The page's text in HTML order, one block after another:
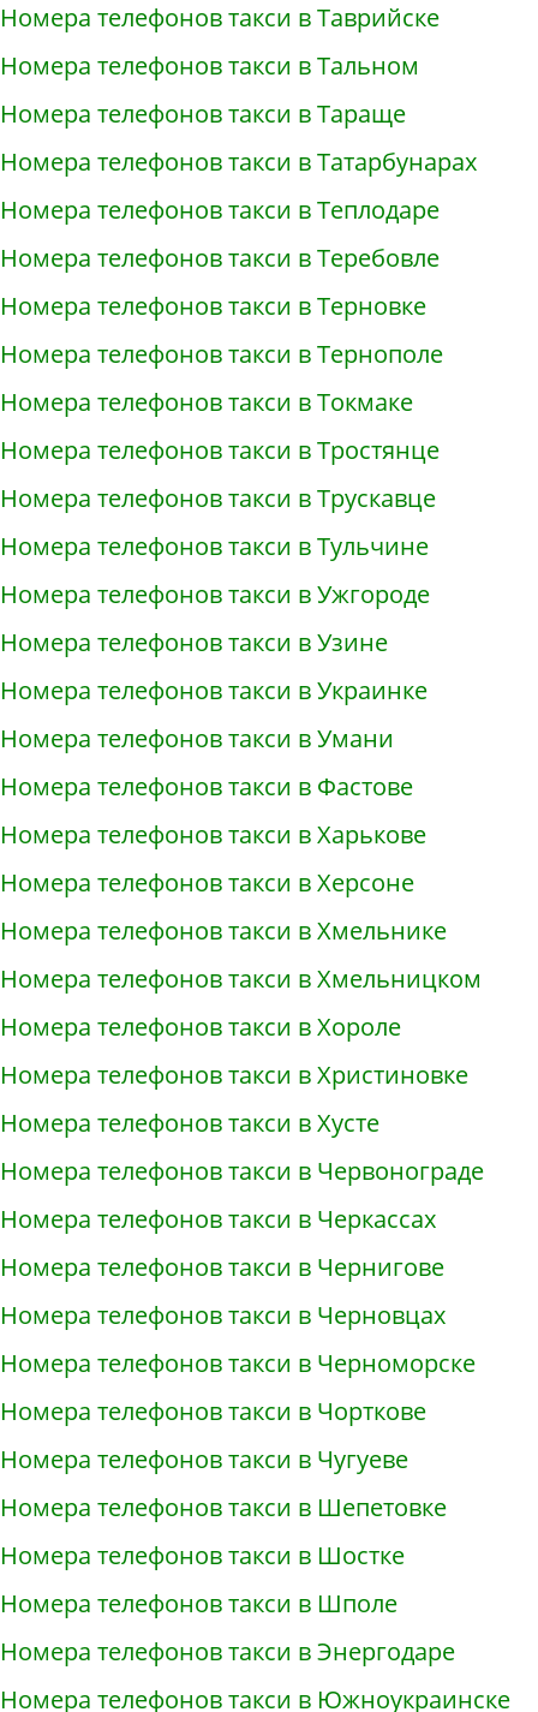
Номера телефонов такси в Таврийске
Номера телефонов такси в Тальном
Номера телефонов такси в Тараще
Номера телефонов такси в Татарбунарах
Номера телефонов такси в Теплодаре
Номера телефонов такси в Теребовле
Номера телефонов такси в Терновке
Номера телефонов такси в Тернополе
Номера телефонов такси в Токмаке
Номера телефонов такси в Тростянце
Номера телефонов такси в Трускавце
Номера телефонов такси в Тульчине
Номера телефонов такси в Ужгороде
Номера телефонов такси в Узине
Номера телефонов такси в Украинке
Номера телефонов такси в Умани
Номера телефонов такси в Фастове
Номера телефонов такси в Харькове
Номера телефонов такси в Херсоне
Номера телефонов такси в Хмельнике
Номера телефонов такси в Хмельницком
Номера телефонов такси в Хороле
Номера телефонов такси в Христиновке
Номера телефонов такси в Хусте
Номера телефонов такси в Червонограде
Номера телефонов такси в Черкассах
Номера телефонов такси в Чернигове
Номера телефонов такси в Черновцах
Номера телефонов такси в Черноморске
Номера телефонов такси в Чорткове
Номера телефонов такси в Чугуеве
Номера телефонов такси в Шепетовке
Номера телефонов такси в Шостке
Номера телефонов такси в Шполе
Номера телефонов такси в Энергодаре
Номера телефонов такси в Южноукраинске